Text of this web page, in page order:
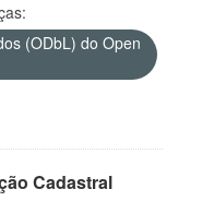
(ODbL) do Open
Cadastral